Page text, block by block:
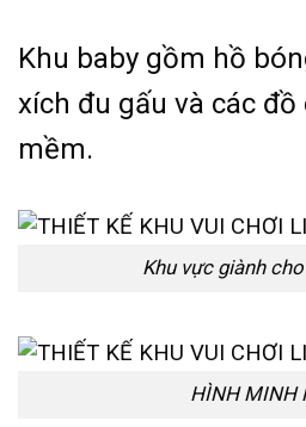
Khu baby gồm hồ
xích đu gấu và các
mềm.
Khu vực giành
HÌNH MINH